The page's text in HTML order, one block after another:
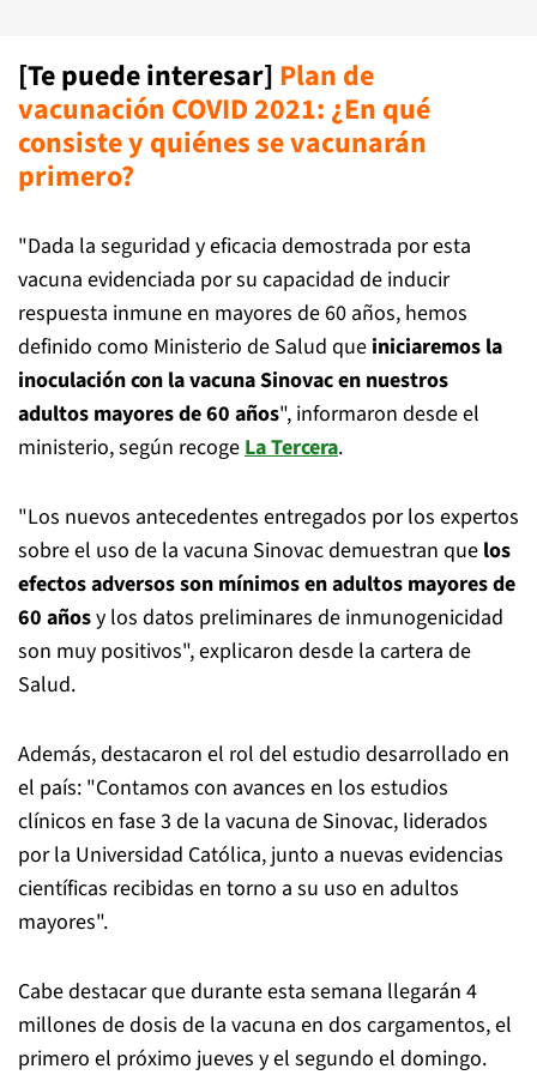
[Te puede interesar] Plan de
vacunación COVID 2021: ¿En qué
consiste y quiénes se vacunarán
primero?
"Dada la seguridad y eficacia demostrada por esta
vacuna evidenciada por su capacidad de inducir
respuesta inmune en mayores de 60 años, hemos
definido como Ministerio de Salud que iniciaremos la
inoculación con la vacuna Sinovac en nuestros
adultos mayores de 60 años", informaron desde el
ministerio, según recogeLa Tercera.
"Los nuevos antecedentes entregados por los expertos
sobre el uso de la vacuna Sinovac demuestran que los
efectos adversos son mínimos en adultos mayores de
60 añosy los datos preliminares de inmunogenicidad
son muy positivos", explicaron desde la cartera de
Salud.
Además, destacaron el rol del estudio desarrollado en
el país: "Contamos con avances en los estudios
clínicos en fase 3 de la vacuna de Sinovac, liderados
por la Universidad Católica, junto a nuevas evidencias
científicas recibidas en torno a su uso en adultos
mayores".
Cabe destacar que durante esta semana llegarán 4
millones de dosis de la vacuna en dos cargamentos, el
primero el próximo jueves y el segundo el domingo.